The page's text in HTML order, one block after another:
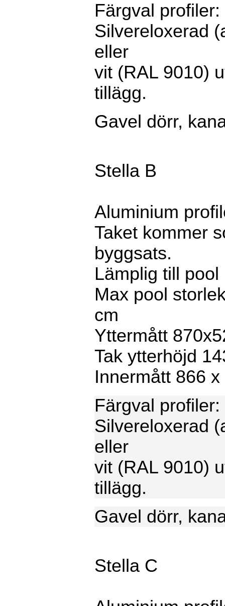
Färgval profiler:
Silvereloxerad
eller
vit (RAL 9010)
tillägg.
Gavel dörr,
Stella B
Aluminium
Taket kommer
byggsats.
Lämplig till
Max pool
cm
Yttermått
Tak ytterhöjd
Innermått 866 x
Färgval profiler:
Silvereloxerad
eller
vit (RAL 9010)
tillägg.
Gavel dörr,
Stella C